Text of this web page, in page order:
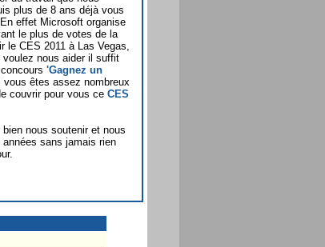
plus de 8 ans déjà vous
effet Microsoft organise
le plus de votes de la
le CES 2011 à Las Vegas,
nous aider il suffit
'Gagnez un
vous êtes assez nombreux
couvrir pour vous ce CES
nous soutenir et nous
sans jamais rien